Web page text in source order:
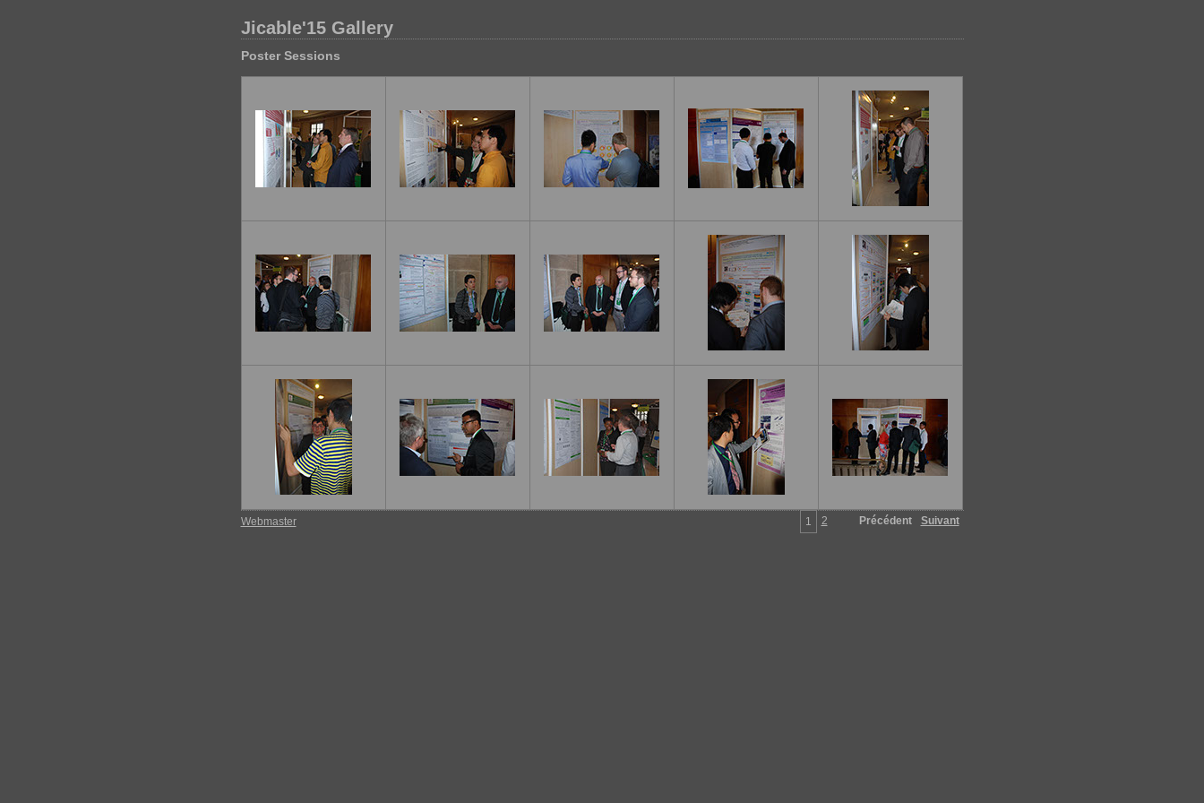
Jicable'15 Gallery
Poster Sessions
1 2 Précédent Suivant
Webmaster